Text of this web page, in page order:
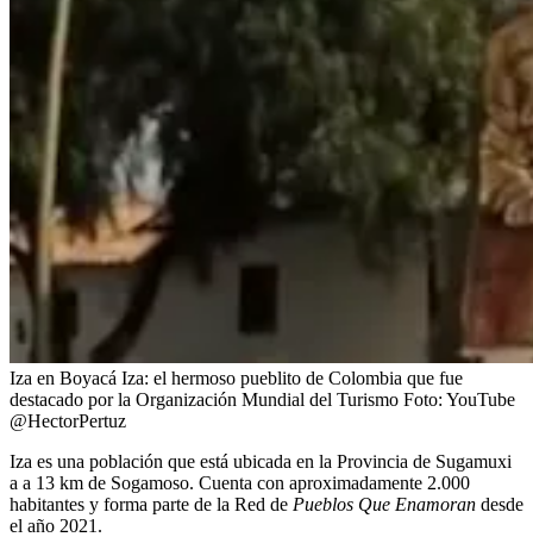
Iza en Boyacá Iza: el hermoso pueblito de Colombia que fue
destacado por la Organización Mundial del Turismo Foto: YouTube
@HectorPertuz
Iza es una población que está ubicada en la Provincia de Sugamuxi
a a 13 km de Sogamoso. Cuenta con aproximadamente 2.000
habitantes y forma parte de la Red de Pueblos Que Enamoran desde
el año 2021.